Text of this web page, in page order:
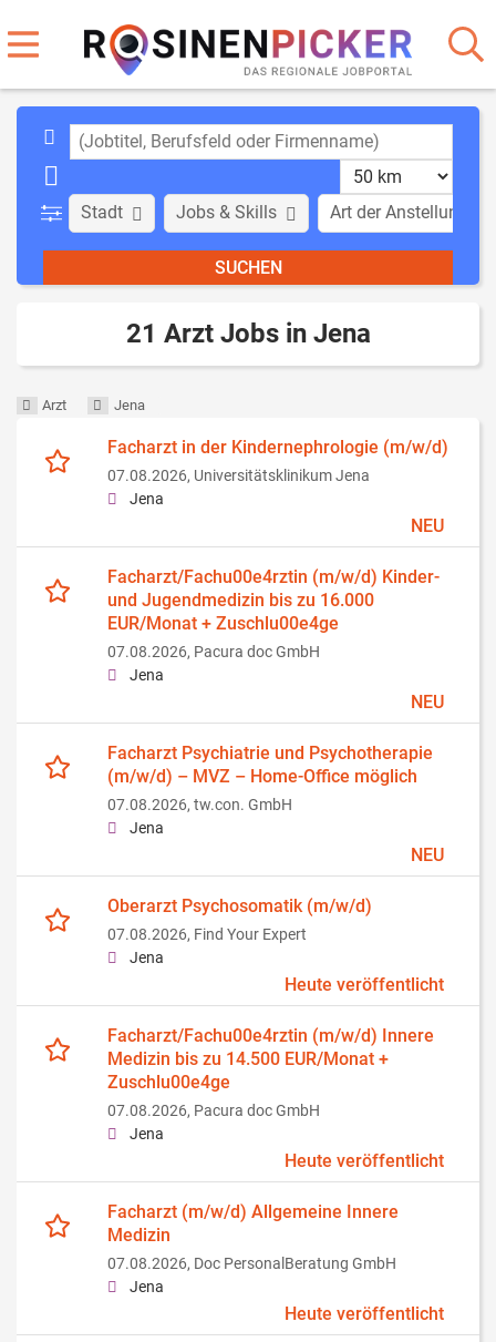
Stadt Art der Anstellung
Jobs & Skills
21 Arzt Jobs in Jena
Arzt Jena
Facharzt in der Kindernephrologie (m/w/d)
07.08.2026, Universitätsklinikum Jena
Jena
NEU
Facharzt/Fachu00e4rztin (m/w/d) Kinder-
und Jugendmedizin bis zu 16.000
EUR/Monat + Zuschlu00e4ge
07.08.2026, Pacura doc GmbH
Jena
NEU
Facharzt Psychiatrie und Psychotherapie
(m/w/d) – MVZ – Home-Office möglich
07.08.2026, tw.con. GmbH
Jena
NEU
Oberarzt Psychosomatik (m/w/d)
07.08.2026, Find Your Expert
Jena
Heute veröffentlicht
Facharzt/Fachu00e4rztin (m/w/d) Innere
Medizin bis zu 14.500 EUR/Monat +
Zuschlu00e4ge
07.08.2026, Pacura doc GmbH
Jena
Heute veröffentlicht
Facharzt (m/w/d) Allgemeine Innere
Medizin
07.08.2026, Doc PersonalBeratung GmbH
Jena
Heute veröffentlicht